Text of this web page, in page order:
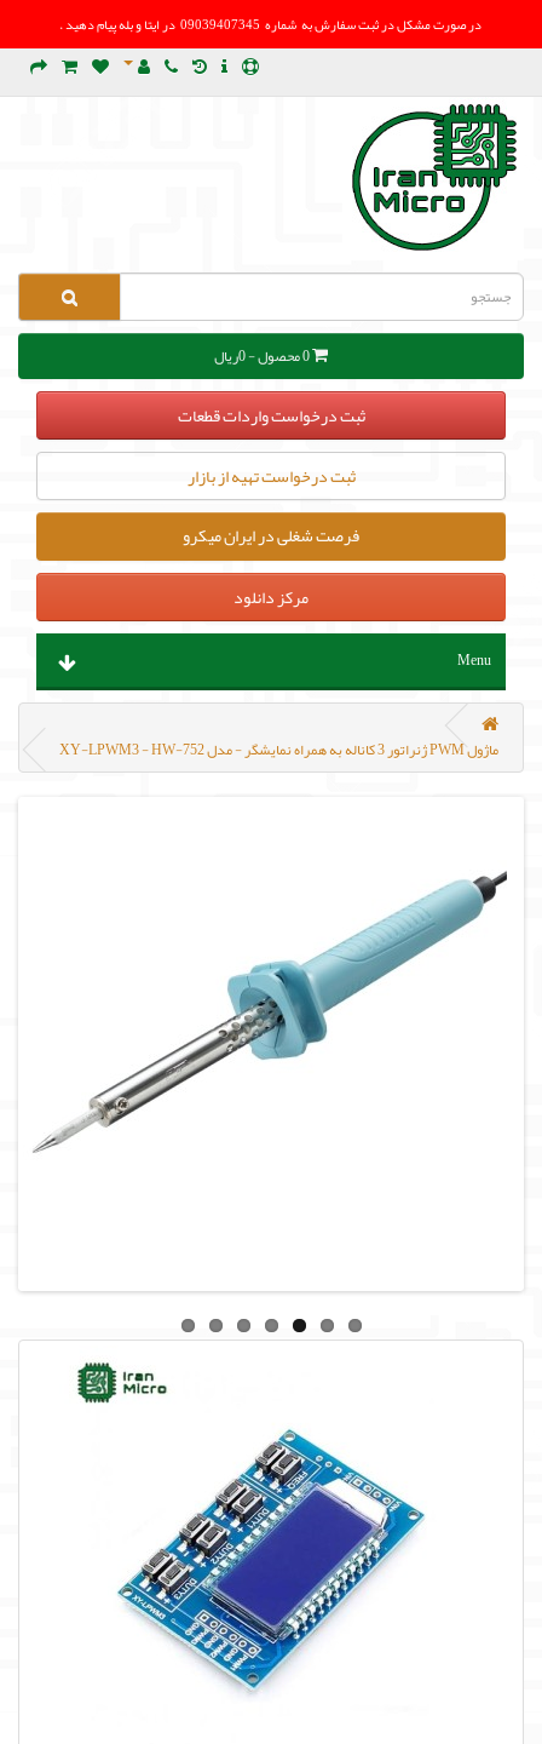
در صورت مشکل درثبت سفارش به شماره 09039407345 در ایتا و بله پیام دهید .
0 محصول - 0ریال
ثبت درخواست واردات قطعات
ثبت درخواست تهیه از بازار
فرصت شغلی در ایران میکرو
مرکز دانلود
Menu
ابزار آلات و تجهیزات
قطعات الکترونیک
پروگرامر ، هدربورد و مینی کامپیوتر
منابع تغذیه و باتری
ماژول PWM ژنراتور 3 کاناله به همراه نمایشگر - مدل XY-LPWM3 - HW-752